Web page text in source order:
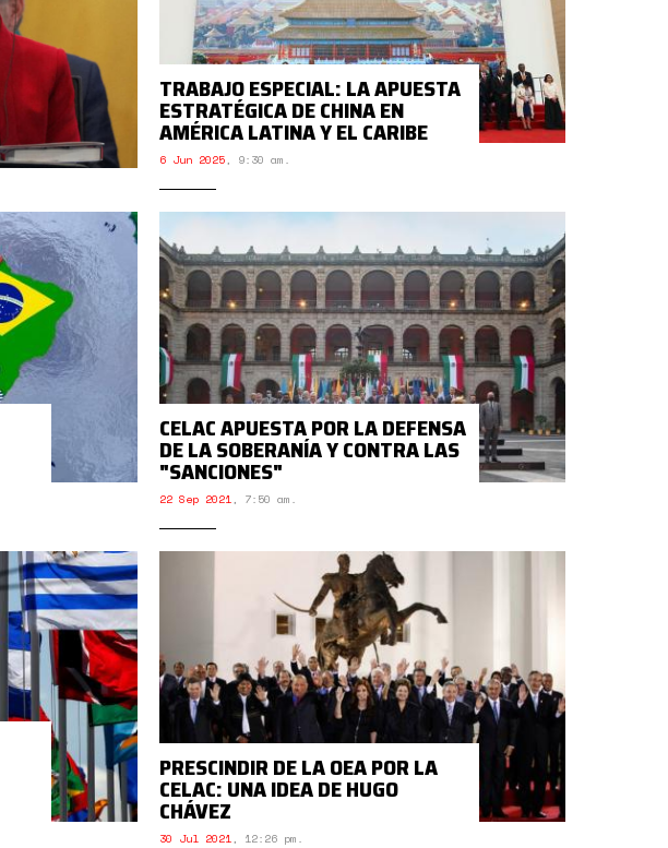
TRABAJO ESPECIAL: LA APUESTA
ESTRATÉGICA DE CHINA EN
AMÉRICA LATINA Y EL CARIBE
6 Jun 2025, 9:30 am.
CELAC APUESTA POR LA DEFENSA
DE LA SOBERANÍA Y CONTRA LAS
"SANCIONES"
22 Sep 2021, 7:50 am.
PRESCINDIR DE LA OEA POR LA
CELAC: UNA IDEA DE HUGO
CHÁVEZ
30 Jul 2021, 12:26 pm.